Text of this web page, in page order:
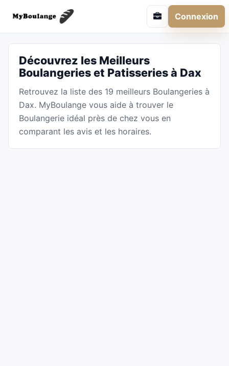
Connexion
Découvrez les Meilleurs
Boulangeries et Patisseries à Dax
Retrouvez la liste des 19 meilleurs Boulangeries à
Dax. MyBoulange vous aide à trouver le
Boulangerie idéal près de chez vous en
comparant les avis et les horaires.